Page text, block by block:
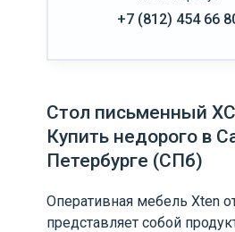
+7 (812) 454 66
Стол письменный
Купить недорого в
Петербурге (СПб)
Оперативная мебель Xten
представляет собой